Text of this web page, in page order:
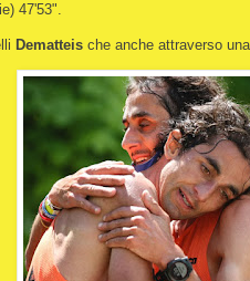
47'53".
Dematteis che anche attraverso